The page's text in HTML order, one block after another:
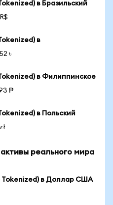
в Бразильский
в
৳
в Филиппинское
₱
в Польский
реального мира
в Доллар США